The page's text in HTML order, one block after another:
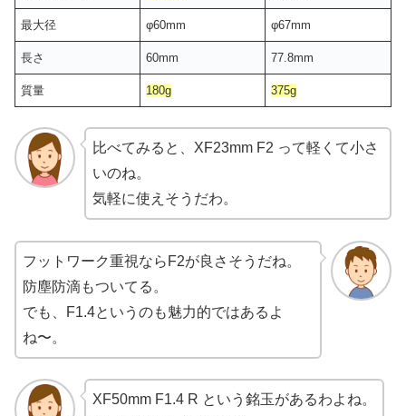
最大径 φ60mm φ67mm
長さ 60mm 77.8mm
質量 180g 375g
比べてみると、XF23mm F2 って軽くて小さ
いのね。
気軽に使えそうだわ。
フットワーク重視ならF2が良さそうだね。
防塵防滴もついてる。
でも、F1.4というのも魅力的ではあるよ
ね〜。
XF50mm F1.4 R という銘玉があるわよね。